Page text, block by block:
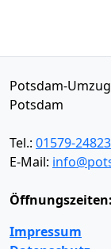
Potsdam-
Potsdam
Tel.: 01579-
E-Mail:
Öffnungszeiten:
Impressum